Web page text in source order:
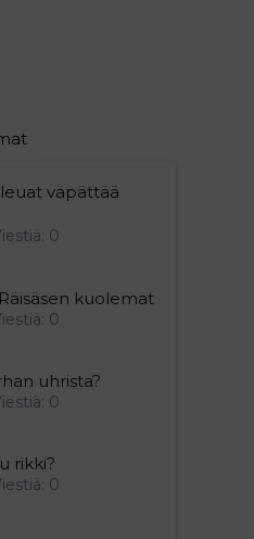
väpättää
0
kuolemat
0
uhrista?
0
rikki?
0